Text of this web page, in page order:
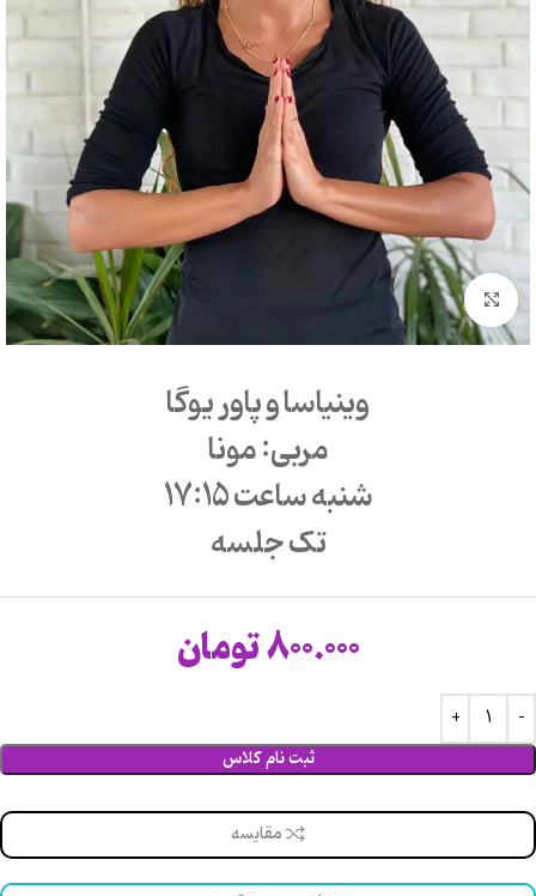
بزرگنمایی تصویر
وینیاسا و پاور یوگا
مربی: مونا
شنبه ساعت 17:15
تک جلسه
800.000تومان
ثبت نام کلاس
مقایسه